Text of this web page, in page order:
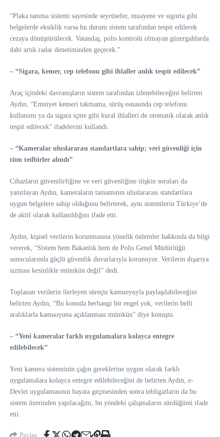
“Plaka tanıma sistemi sayesinde seyrüsefer, muayene ve sigorta gibi
belgelerde eksiklik varsa bu durum sistem tarafından tespit edilerek
cezaya dönüştürülecek. Vatandaş, polis kontrolü olmayan güzergahlarda
dahi artık radar denetiminden geçecek.”
– “Sigara, kemer, cep telefonu gibi ihlaller anlık tespit edilecek”
Araç içindeki davranışların sistem tarafından izlenebileceğini belirten
Aydın, “Emniyet kemeri takmama, sürüş esnasında cep telefonu
kullanımı ya da sigara içme gibi kural ihlalleri de otomatik olarak anlık
tespit edilecek” ifadelerini kullandı.
– “Kameralar uluslararası standartlara sahip; veri güvenliği için
tüm tedbirler alındı”
Cihazların güvenilirliğine ve veri güvenliğine ilişkin soruları da
yanıtlayan Aydın, kameraların tamamının uluslararası standartlara
uygun belgelere sahip olduğunu belirterek, aynı sistemlerin Türkiye’de
de aktif olarak kullanıldığını ifade etti.
Aydın, kişisel verilerin korunmasına yönelik önlemler hakkında da bilgi
vererek, “Sistem hem Bakanlık hem de Polis Genel Müdürlüğü
sunucularında güçlü güvenlik duvarlarıyla korunuyor. Verilerin dışarıya
sızması kesinlikle mümkün değil” dedi.
Toplanan verilerin ilerleyen süreçte kamuoyuyla paylaşılabileceğini
belirten Aydın, “Bu konuda herhangi bir engel yok, verilerin belli
aralıklarla kamuoyuna açıklanması mümkün” diye konuştu.
– “Yeni kameralar farklı uygulamalara kolayca entegre
edilebilecek”
Yeni kamera sisteminin çağın gereklerine uygun olarak farklı
uygulamalara kolayca entegre edilebileceğini de belirten Aydın, e-
Devlet uygulamasının hayata geçmesinden sonra tebligatların da bu
sistem üzerinden yapılacağını, bu yöndeki çalışmaların sürdüğünü ifade
etti.
Paylaş